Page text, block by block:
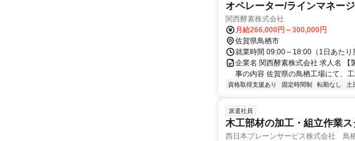
オペレーター/ラインマネー
関西酵素株式会社
月給266,000円～300,000円
佐賀県鳥栖市
就業時間 09:00～18:00（1日あたり
企業名 関西酵素株式会社 求人名
事の内容 佐賀県の鳥栖工場にて、
資格取得支援あり 固定時間制 転勤なし 土
派遣社員
木工部材の加工・組立作業ス
西日本ブレーンサービス株式会社 鳥